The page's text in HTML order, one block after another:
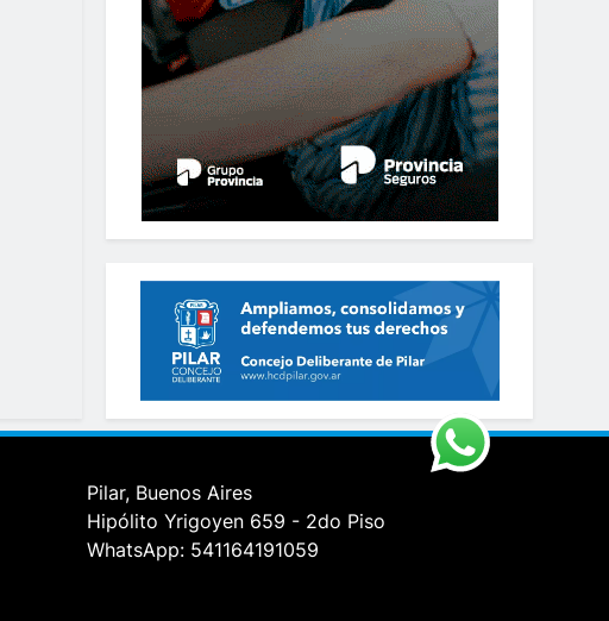
Pilar, Buenos Aires
Hipólito Yrigoyen 659 - 2do Piso
WhatsApp: 541164191059